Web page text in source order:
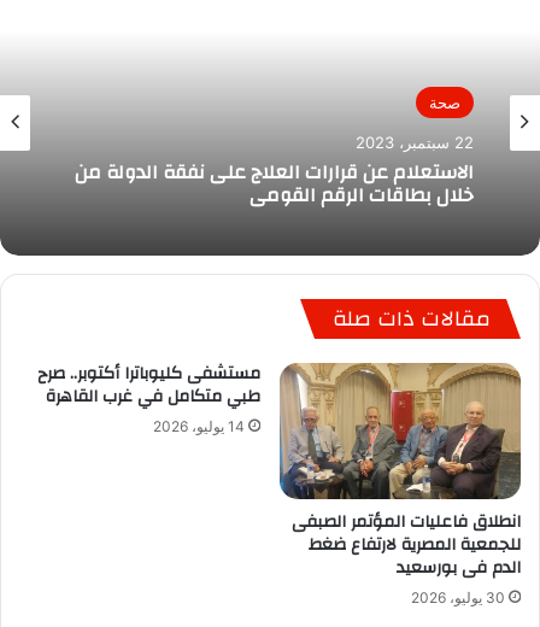
صحة
22 سبتمبر، 2023
الاستعلام عن قرارات العلاج على نفقة الدولة من
خلال بطاقات الرقم القومى
مقالات ذات صلة
انطلاق فاعليات المؤتمر الصبفى
للجمعية المصرية لارتفاع ضغط
الدم فى بورسعيد
30 يوليو، 2026
مستشفى كليوباترا أكتوبر.. صرح
طبي متكامل في غرب القاهرة
14 يوليو، 2026